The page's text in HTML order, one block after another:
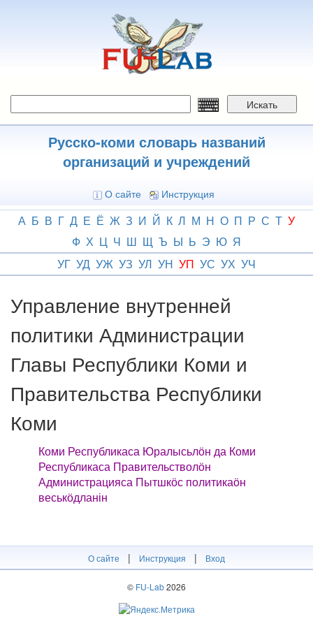
Искать
Русско-коми словарь названий
организаций и учреждений
О сайте Инструкция
А Б В Г Д Е Ё Ж З И Й К Л М Н О П Р С Т У
Ф Х Ц Ч Ш Щ Ъ Ы Ь Э Ю Я
УГ УД УЖ УЗ УЛ УН УП УС УХ УЧ
Управление внутренней
политики Администрации
Главы Республики Коми и
Правительства Республики
Коми
Коми Республикаса Юралысьлӧн да Коми
Республикаса Правительстволӧн
Администрацияса Пытшкӧс политикаӧн
веськӧдланін
О сайте | Инструкция | Вход
© FU-Lab2026